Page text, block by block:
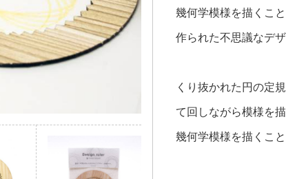
幾何学模様を描くこ
作られた不思議なデ
くり抜かれた円の定
て回しながら模様を
幾何学模様を描くこと